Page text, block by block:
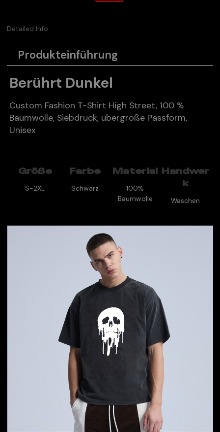
Detailed Info
Produkteinführung
Berührt Dunkel
Custom Fashion T-Shirt High Street, 100 %
Baumwolle, Siebdruck, übergroße Passform,
Unisex
Größe
S-2XL
Farbe
Schwarz
Material
100%
Baumwolle
Handwer
k
Waschen